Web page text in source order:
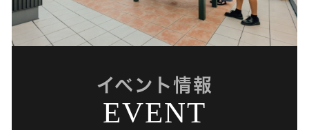
イベント情報
EVENT